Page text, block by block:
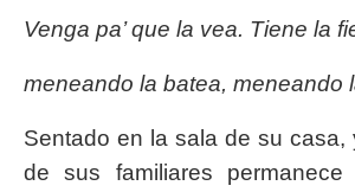
Venga pa’ que la vea. Tiene la
meneando la batea, meneando
Sentado en la sala de su casa,
de sus familiares permanece